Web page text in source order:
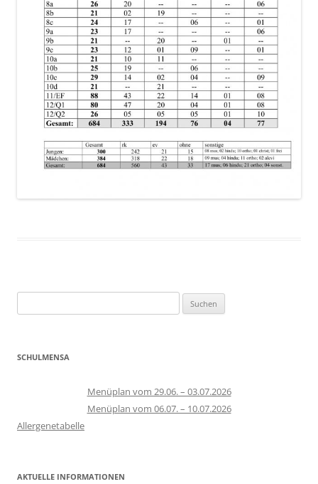
nach:
SCHULMENSA
Menüplan vom 29.06. – 03.07.2026
Menüplan vom 06.07. – 10.07.2026
Allergenetabelle
AKTUELLE INFORMATIONEN